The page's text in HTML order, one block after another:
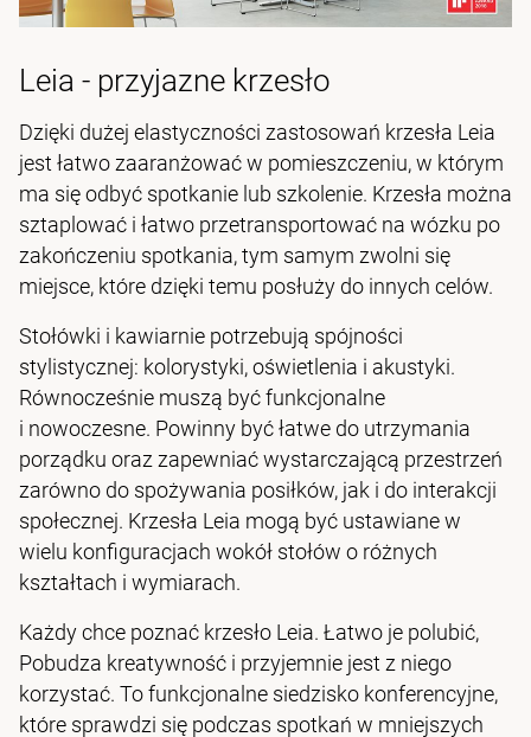
Leia - przyjazne krzesło
Dzięki dużej elastyczności zastosowań krzesła Leia
jest łatwo zaaranżować w pomieszczeniu, w którym
ma się odbyć spotkanie lub szkolenie. Krzesła można
sztaplować i łatwo przetransportować na wózku po
zakończeniu spotkania, tym samym zwolni się
miejsce, które dzięki temu posłuży do innych celów.
Stołówki i kawiarnie potrzebują spójności
stylistycznej: kolorystyki, oświetlenia i akustyki.
Równocześnie muszą być funkcjonalne
i nowoczesne. Powinny być łatwe do utrzymania
porządku oraz zapewniać wystarczającą przestrzeń
zarówno do spożywania posiłków, jak i do interakcji
społecznej. Krzesła Leia mogą być ustawiane w
wielu konfiguracjach wokół stołów o różnych
kształtach i wymiarach.
Każdy chce poznać krzesło Leia. Łatwo je polubić,
Pobudza kreatywność i przyjemnie jest z niego
korzystać. To funkcjonalne siedzisko konferencyjne,
które sprawdzi się podczas spotkań w mniejszych